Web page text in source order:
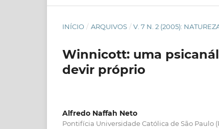
INÍCIO / ARQUIVOS / V. 7 N. 2 (2005):
Winnicott: uma
devir próprio
Alfredo Naffah Neto
Pontifícia Universidade Católica de São Paulo